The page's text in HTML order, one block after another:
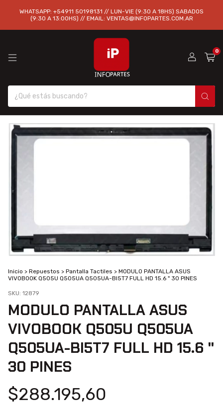
WHATSAPP: +54911 50198131 // LUN-VIE (9:30 A 18HS) SABADOS
(9:30 A 13:00HS) // EMAIL: VENTAS@INFOPARTES.COM.AR
0
Inicio > Repuestos > Pantalla Tactiles > MODULO PANTALLA ASUS
VIVOBOOK Q505U Q505UA Q505UA-BI5T7 FULL HD 15.6 " 30 PINES
SKU: 12879
MODULO PANTALLA ASUS
VIVOBOOK Q505U Q505UA
Q505UA-BI5T7 FULL HD 15.6 "
30 PINES
$288.195,60